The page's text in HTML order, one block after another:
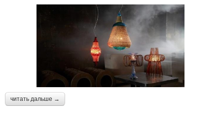
читать дальше →